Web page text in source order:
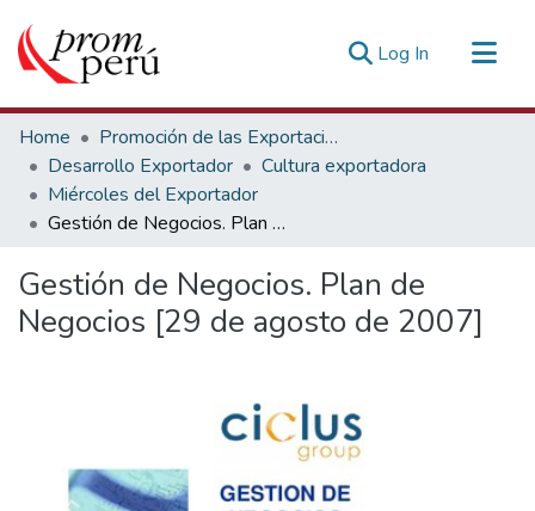
Log In (current)
Communities & Collections
All of DSpace
Statistics
Estadísticas Externas
Home
Promoción de las Exportaciones
Desarrollo Exportador
Cultura exportadora
Miércoles del Exportador
Gestión de Negocios. Plan de Negocios [29 de agosto de 2007]
Gestión de Negocios. Plan de
Negocios [29 de agosto de 2007]